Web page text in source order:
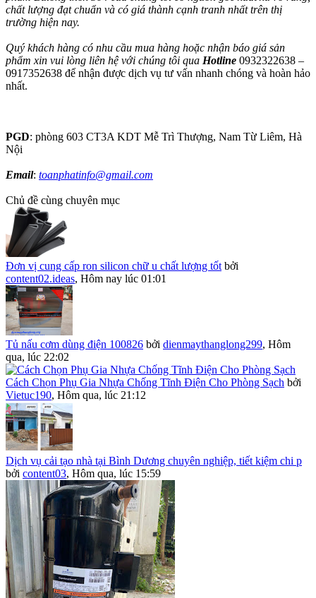
chất lượng đạt chuẩn và có giá thành cạnh tranh nhất trên thị
trường hiện nay.
Quý khách hàng có nhu cầu mua hàng hoặc nhận báo giá sản
phẩm xin vui lòng liên hệ với chúng tôi qua Hotline 0932322638 –
0917352638 để nhận được dịch vụ tư vấn nhanh chóng và hoàn hảo
nhất.
PGD: phòng 603 CT3A KDT Mễ Trì Thượng, Nam Từ Liêm, Hà
Nội
Email: toanphatinfo@gmail.com
Chủ đề cùng chuyên mục
Đơn vị cung cấp ron silicon chữ u chất lượng tốt bởi
content02.ideas, Hôm nay lúc 01:01
Tủ nấu cơm dùng điện 100826 bởi dienmaythanglong299, Hôm
qua, lúc 22:02
Cách Chọn Phụ Gia Nhựa Chống Tĩnh Điện Cho Phòng Sạch bởi
Vietuc190, Hôm qua, lúc 21:12
Dịch vụ cải tạo nhà tại Bình Dương chuyên nghiệp, tiết kiệm chi p
bởi content03, Hôm qua, lúc 15:59